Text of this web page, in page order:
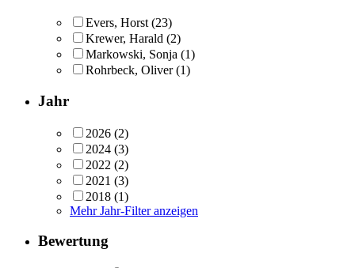
Evers, Horst (23)
Krewer, Harald (2)
Markowski, Sonja (1)
Rohrbeck, Oliver (1)
Jahr
2026 (2)
2024 (3)
2022 (2)
2021 (3)
2018 (1)
Mehr Jahr-Filter anzeigen
Bewertung